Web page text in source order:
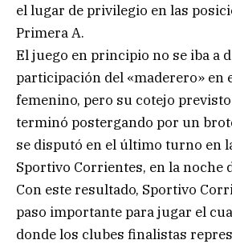
el lugar de privilegio en las
Primera A.
El juego en principio no se iba a
participación del «maderero» en
femenino, pero su cotejo
terminó postergando por un
se disputó en el último turno en
Sportivo Corrientes, en la noche
Con este resultado, Sportivo
paso importante para jugar el
donde los clubes finalistas